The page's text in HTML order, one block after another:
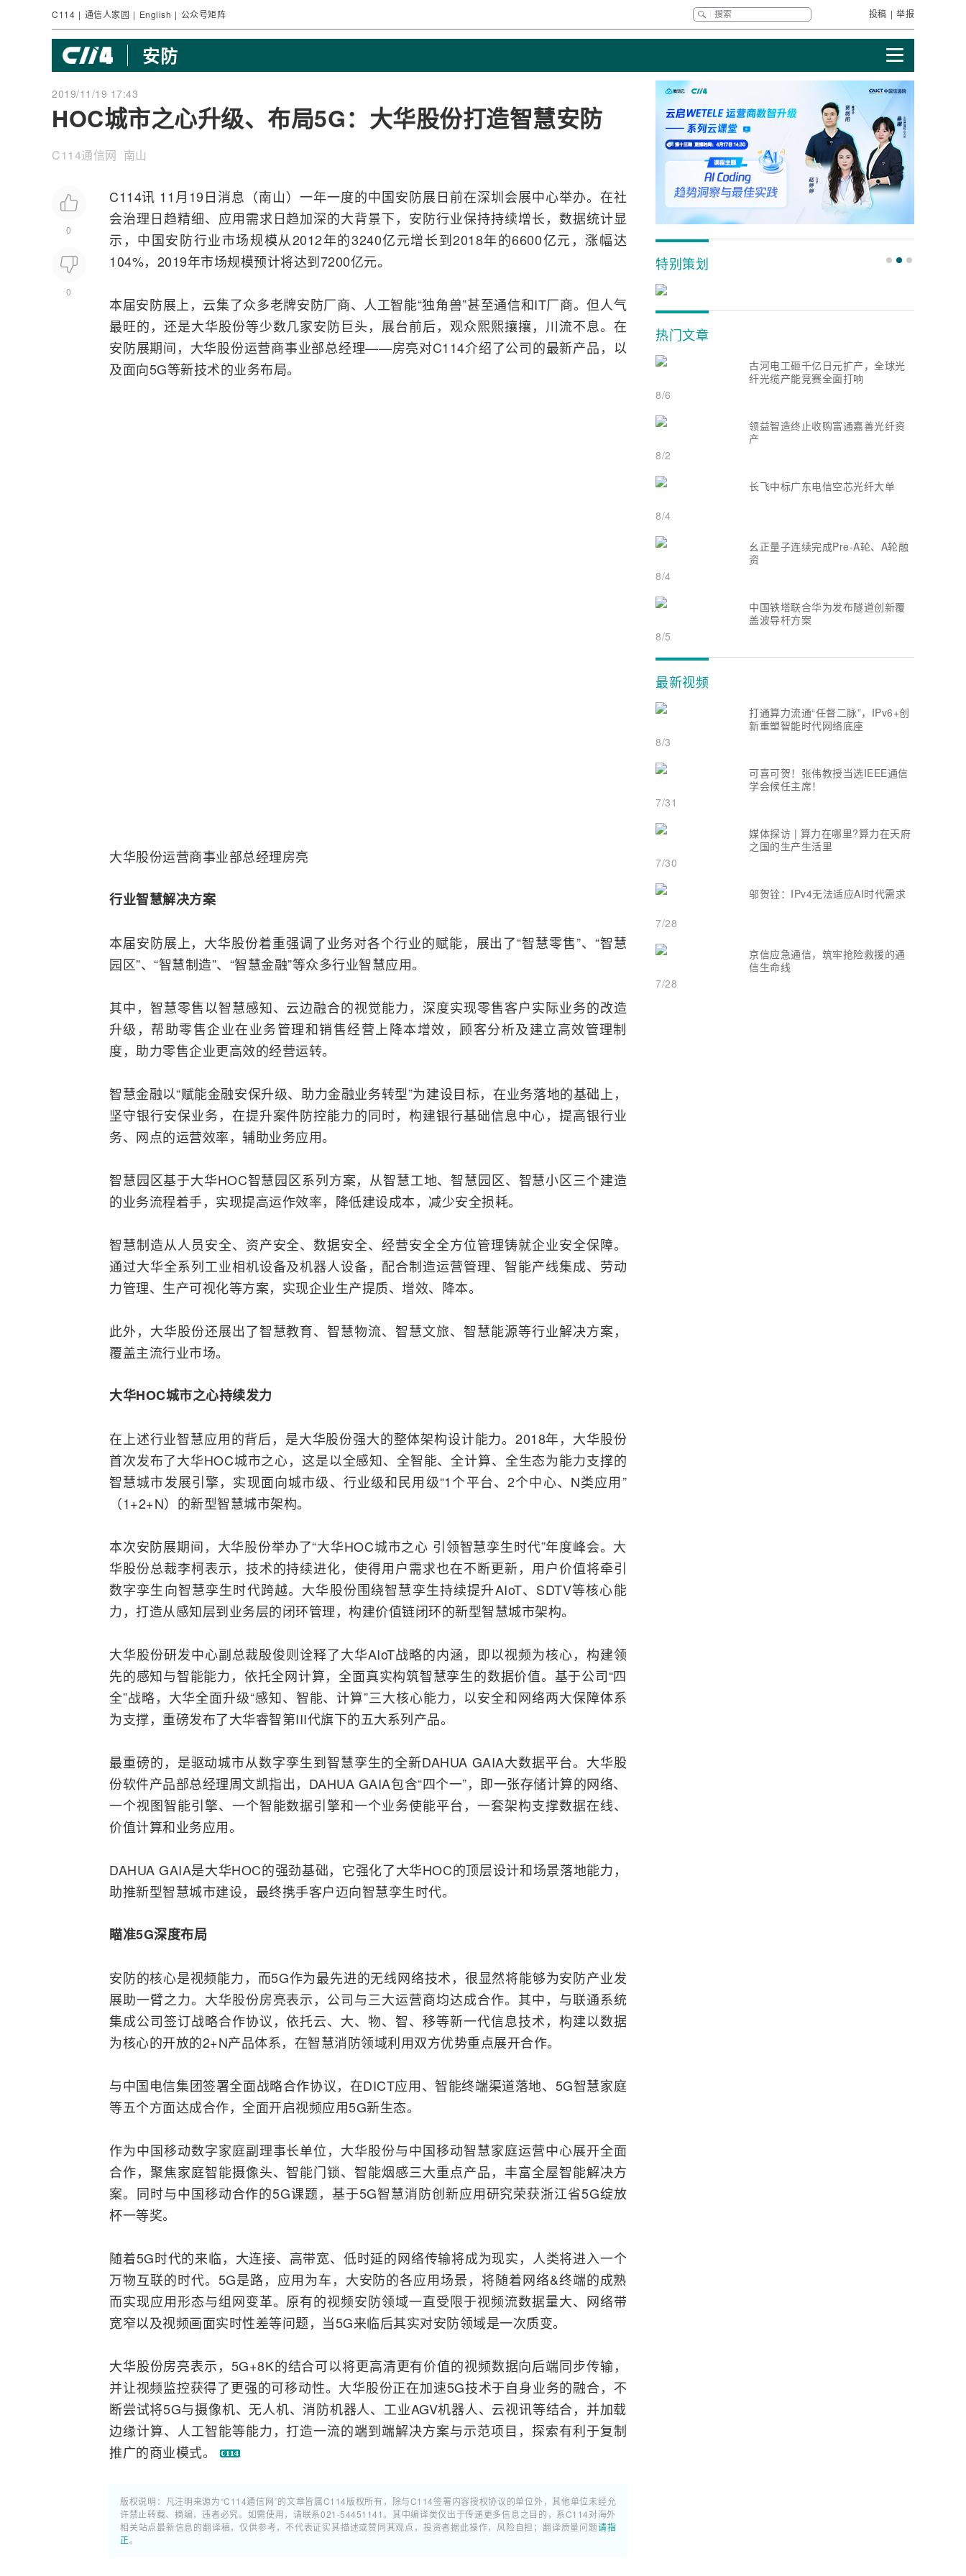
C114 | 通信人家园 | English | 公众号矩阵 投稿 | 举报
安防
2019/11/19 17:43
HOC城市之心升级、布局5G：大华股份打造智慧安防
C114通信网 南山
0
0
C114讯 11月19日消息（南山）一年一度的中国安防展日前在深圳会展中心举办。在社
会治理日趋精细、应用需求日趋加深的大背景下，安防行业保持持续增长，数据统计显
示，中国安防行业市场规模从2012年的3240亿元增长到2018年的6600亿元，涨幅达
104%，2019年市场规模预计将达到7200亿元。
本届安防展上，云集了众多老牌安防厂商、 人工智能“独角兽”甚至通信和IT厂商。但人气
最旺的，还是大华股份等少数几家安防巨头，展台前后，观众熙熙攘攘，川流不息。在
安防展期间，大华股份运营商事业部总经理——房亮对C114介绍了公司的最新产品，以
及面向5G等新技术的业务布局。
大华股份运营商事业部总经理房亮
行业智慧解决方案
本届安防展上，大华股份着重强调了业务对各个行业的赋能，展出了“智慧零售”、“智慧
园区”、“智慧制造”、“智慧金融”等众多行业智慧应用。
其中，智慧零售以智慧感知、云边融合的视觉能力，深度实现零售客户实际业务的改造
升级，帮助零售企业在业务管理和销售经营上降本增效，顾客分析及建立高效管理制
度，助力零售企业更高效的经营运转。
智慧金融以“赋能金融安保升级、助力金融业务转型”为建设目标，在业务落地的基础上，
坚守银行安保业务，在提升案件防控能力的同时，构建银行基础信息中心，提高银行业
务、网点的运营效率，辅助业务应用。
智慧园区基于大华HOC智慧园区系列方案，从智慧工地、智慧园区、智慧小区三个建造
的业务流程着手，实现提高运作效率，降低建设成本，减少安全损耗。
智慧制造从人员安全、资产安全、数据安全、经营安全全方位管理铸就企业安全保障。
通过大华全系列工业相机设备及机器人设备，配合制造运营管理、智能产线集成、劳动
力管理、生产可视化等方案，实现企业生产提质、增效、降本。
此外，大华股份还展出了智慧教育、智慧物流、智慧文旅、智慧能源等行业解决方案，
覆盖主流行业市场。
大华HOC城市之心持续发力
在上述行业智慧应用的背后，是大华股份强大的整体架构设计能力。2018年，大华股份
首次发布了大华HOC城市之心，这是以全感知、全智能、全计算、全生态为能力支撑的
智慧城市发展引擎，实现面向城市级、行业级和民用级“1个平台、2个中心、N类应用”
（1+2+N）的新型智慧城市架构。
本次安防展期间，大华股份举办了“大华HOC城市之心 引领智慧孪生时代”年度峰会。大
华股份总裁李柯表示，技术的持续进化，使得用户需求也在不断更新，用户价值将牵引
数字孪生向智慧孪生时代跨越。大华股份围绕智慧孪生持续提升AIoT、SDTV等核心能
力，打造从感知层到业务层的闭环管理，构建价值链闭环的新型智慧城市架构。
大华股份研发中心副总裁殷俊则诠释了大华AIoT战略的内涵，即以视频为核心，构建领
先的感知与智能能力，依托全网计算，全面真实构筑智慧孪生的数据价值。基于公司“四
全”战略，大华全面升级“感知、智能、计算”三大核心能力，以安全和网络两大保障体系
为支撑，重磅发布了大华睿智第III代旗下的五大系列产品。
最重磅的，是驱动城市从数字孪生到智慧孪生的全新DAHUA GAIA大数据平台。大华股
份软件产品部总经理周文凯指出，DAHUA GAIA包含“四个一”，即一张存储计算的网络、
一个视图智能引擎、一个智能数据引擎和一个业务使能平台，一套架构支撑数据在线、
价值计算和业务应用。
DAHUA GAIA是大华HOC的强劲基础，它强化了大华HOC的顶层设计和场景落地能力，
助推新型智慧城市建设，最终携手客户迈向智慧孪生时代。
瞄准5G深度布局
安防的核心是视频能力，而5G作为最先进的无线网络技术，很显然将能够为安防产业发
展助一臂之力。大华股份房亮表示，公司与三大运营商均达成合作。其中，与联通系统
集成公司签订战略合作协议，依托云、大、物、智、移等新一代信息技术，构建以数据
为核心的开放的2+N产品体系，在智慧消防领域利用双方优势重点展开合作。
与中国电信集团签署全面战略合作协议，在DICT应用、智能终端渠道落地、5G智慧家庭
等五个方面达成合作，全面开启视频应用5G新生态。
作为中国移动数字家庭副理事长单位，大华股份与中国移动智慧家庭运营中心展开全面
合作，聚焦家庭智能摄像头、智能门锁、智能烟感三大重点产品，丰富全屋智能解决方
案。同时与中国移动合作的5G课题，基于5G智慧消防创新应用研究荣获浙江省5G绽放
杯一等奖。
随着5G时代的来临，大连接、高带宽、低时延的网络传输将成为现实，人类将进入一个
万物互联的时代。5G是路，应用为车，大安防的各应用场景，将随着网络&终端的成熟
而实现应用形态与组网变革。原有的视频安防领域一直受限于视频流数据量大、网络带
宽窄以及视频画面实时性差等问题，当5G来临后其实对安防领域是一次质变。
大华股份房亮表示，5G+8K的结合可以将更高清更有价值的视频数据向后端同步传输，
并让视频监控获得了更强的可移动性。大华股份正在加速5G技术于自身业务的融合，不
断尝试将5G与摄像机、无人机、消防机器人、工业AGV机器人、云视讯等结合，并加载
边缘计算、人工智能等能力，打造一流的端到端解决方案与示范项目，探索有利于复制
推广的商业模式。
版权说明：凡注明来源为“C114通信网”的文章皆属C114版权所有，除与C114签署内容授权协议的单位外，其他单位未经允
许禁止转载、摘编，违者必究。如需使用，请联系021-54451141。其中编译类仅出于传递更多信息之目的，系C114对海外
相关站点最新信息的翻译稿，仅供参考，不代表证实其描述或赞同其观点，投资者据此操作，风险自担；翻译质量问题请指
正。
特别策划
热门文章
古河电工砸千亿日元扩产，全球光
纤光缆产能竞赛全面打响
8/6
领益智造终止收购富通嘉善光纤资
产
8/2
长飞中标广东电信空芯光纤大单
8/4
幺正量子连续完成Pre-A轮、A轮融
资
8/4
中国铁塔联合华为发布隧道创新覆
盖波导杆方案
8/5
最新视频
打通算力流通“任督二脉”，IPv6+创
新重塑智能时代网络底座
8/3
可喜可贺！张伟教授当选IEEE通信
学会候任主席！
7/31
媒体探访 | 算力在哪里?算力在天府
之国的生产生活里
7/30
邬贺铨：IPv4无法适应AI时代需求
7/28
京信应急通信，筑牢抢险救援的通
信生命线
7/28